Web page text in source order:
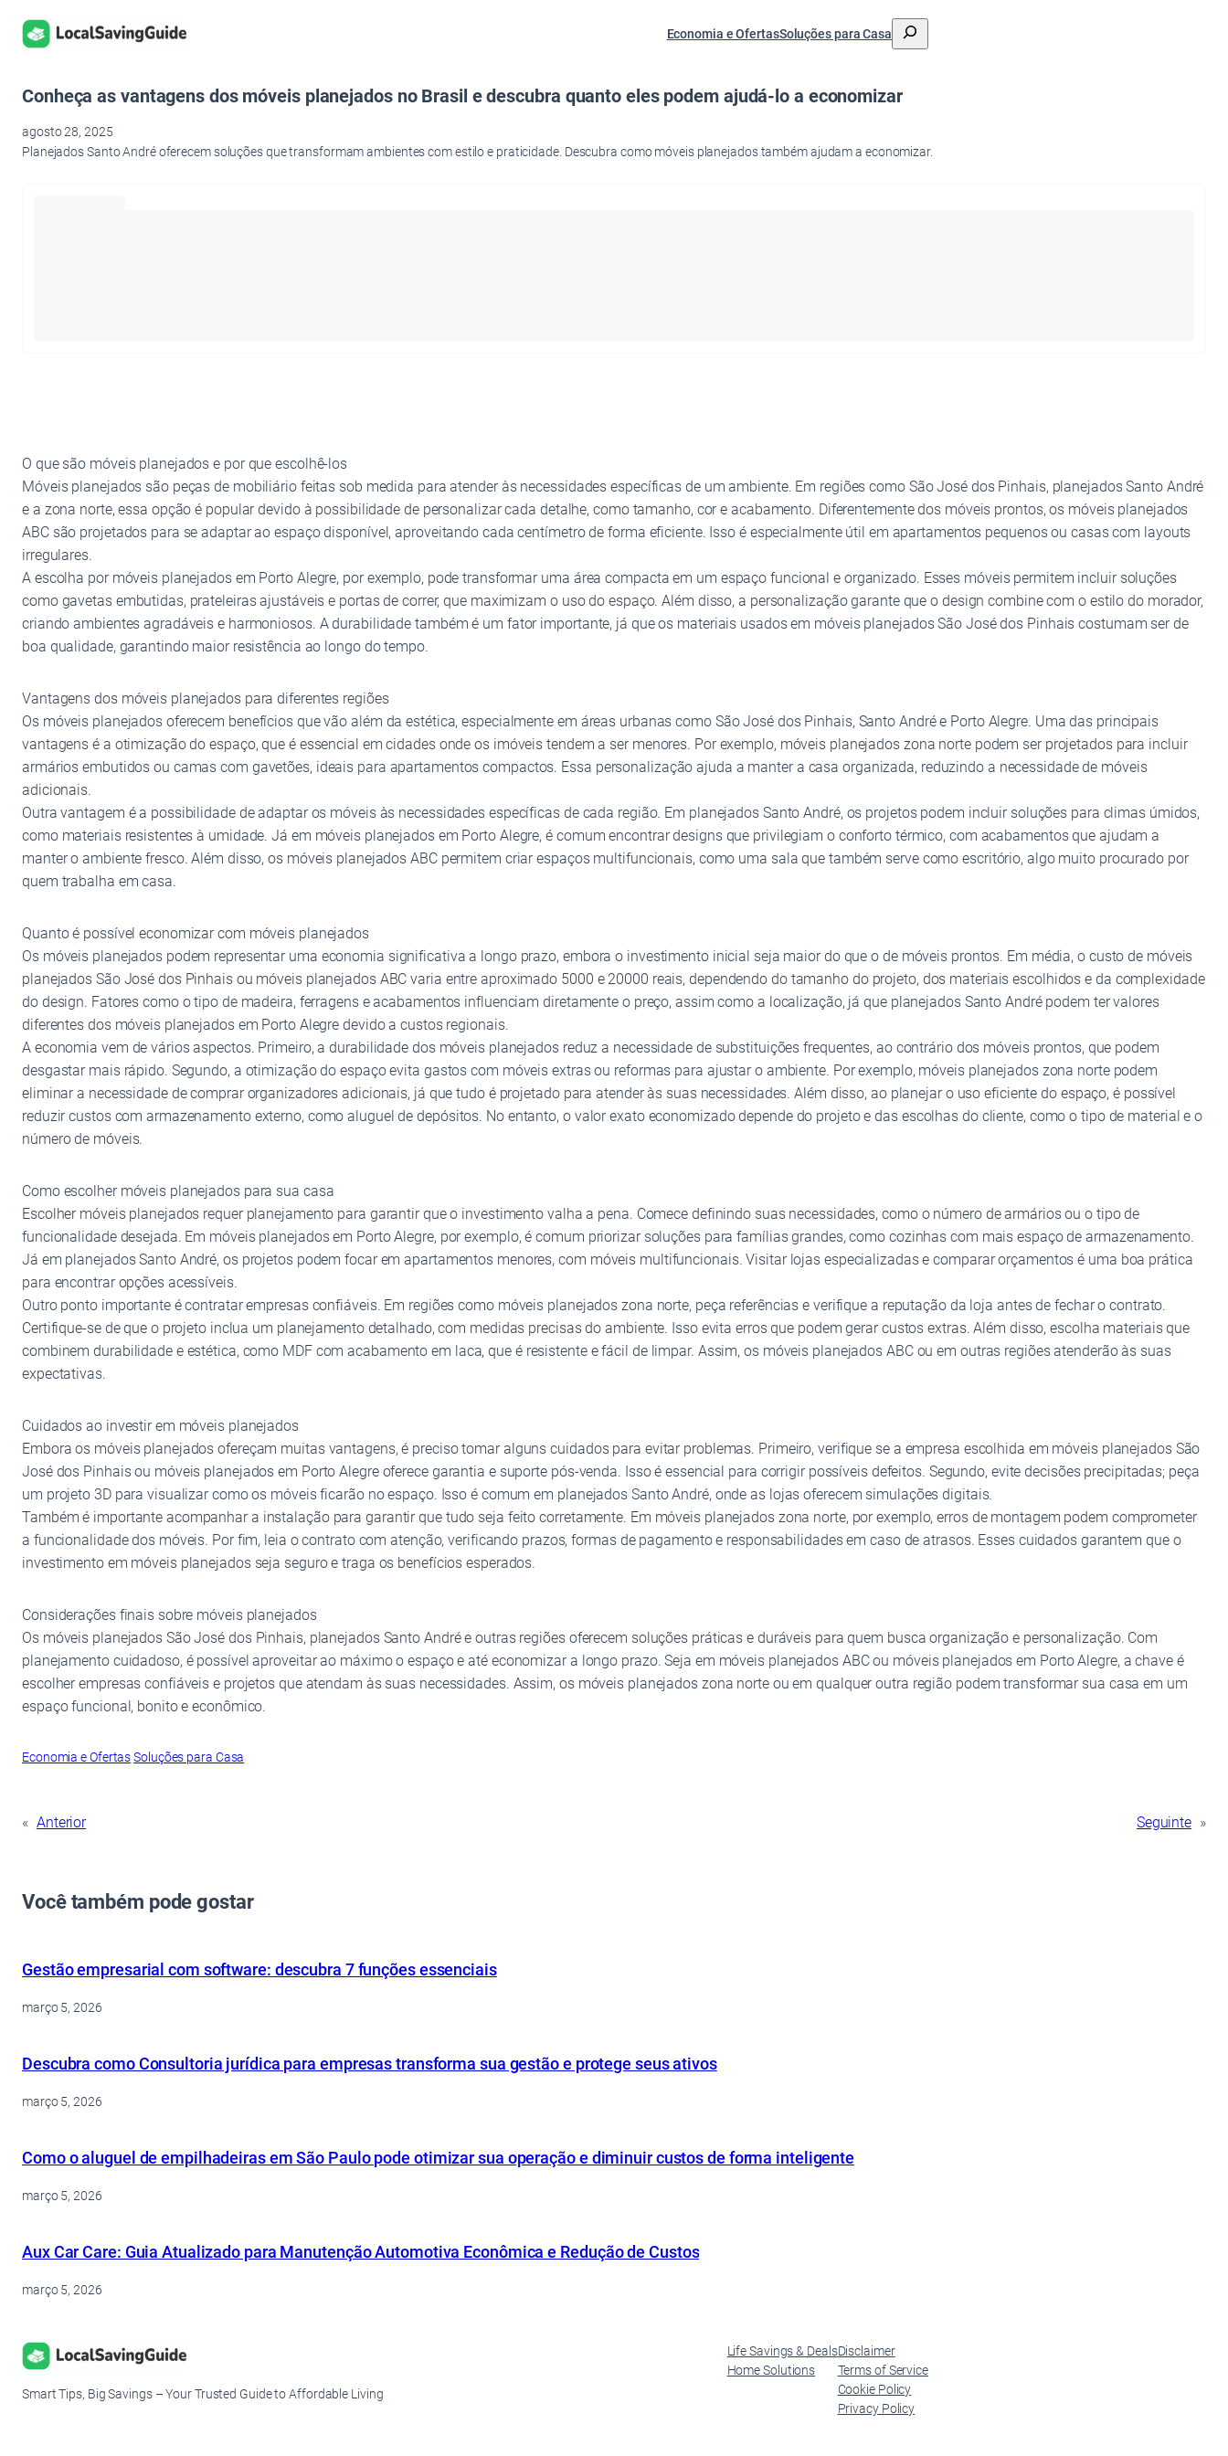
para
Economia e OfertasSoluções para Casa
索
Conheça as vantagens dos móveis planejados no Brasil e descubra quanto eles podem ajudá-lo a economizar
agosto 28, 2025
Planejados Santo André oferecem soluções que transformam ambientes com estilo e praticidade. Descubra como móveis planejados também ajudam a economizar.
O que são móveis planejados e por que escolhê-los
Móveis planejados são peças de mobiliário feitas sob medida para atender às necessidades específicas de um ambiente. Em regiões como São José dos Pinhais, planejados Santo André
e a zona norte, essa opção é popular devido à possibilidade de personalizar cada detalhe, como tamanho, cor e acabamento. Diferentemente dos móveis prontos, os móveis planejados
ABC são projetados para se adaptar ao espaço disponível, aproveitando cada centímetro de forma eficiente. Isso é especialmente útil em apartamentos pequenos ou casas com layouts
irregulares.
A escolha por móveis planejados em Porto Alegre, por exemplo, pode transformar uma área compacta em um espaço funcional e organizado. Esses móveis permitem incluir soluções
como gavetas embutidas, prateleiras ajustáveis e portas de correr, que maximizam o uso do espaço. Além disso, a personalização garante que o design combine com o estilo do morador,
criando ambientes agradáveis e harmoniosos. A durabilidade também é um fator importante, já que os materiais usados em móveis planejados São José dos Pinhais costumam ser de
boa qualidade, garantindo maior resistência ao longo do tempo.
Vantagens dos móveis planejados para diferentes regiões
Os móveis planejados oferecem benefícios que vão além da estética, especialmente em áreas urbanas como São José dos Pinhais, Santo André e Porto Alegre. Uma das principais
vantagens é a otimização do espaço, que é essencial em cidades onde os imóveis tendem a ser menores. Por exemplo, móveis planejados zona norte podem ser projetados para incluir
armários embutidos ou camas com gavetões, ideais para apartamentos compactos. Essa personalização ajuda a manter a casa organizada, reduzindo a necessidade de móveis
adicionais.
Outra vantagem é a possibilidade de adaptar os móveis às necessidades específicas de cada região. Em planejados Santo André, os projetos podem incluir soluções para climas úmidos,
como materiais resistentes à umidade. Já em móveis planejados em Porto Alegre, é comum encontrar designs que privilegiam o conforto térmico, com acabamentos que ajudam a
manter o ambiente fresco. Além disso, os móveis planejados ABC permitem criar espaços multifuncionais, como uma sala que também serve como escritório, algo muito procurado por
quem trabalha em casa.
Quanto é possível economizar com móveis planejados
Os móveis planejados podem representar uma economia significativa a longo prazo, embora o investimento inicial seja maior do que o de móveis prontos. Em média, o custo de móveis
planejados São José dos Pinhais ou móveis planejados ABC varia entre aproximado 5000 e 20000 reais, dependendo do tamanho do projeto, dos materiais escolhidos e da complexidade
do design. Fatores como o tipo de madeira, ferragens e acabamentos influenciam diretamente o preço, assim como a localização, já que planejados Santo André podem ter valores
diferentes dos móveis planejados em Porto Alegre devido a custos regionais.
A economia vem de vários aspectos. Primeiro, a durabilidade dos móveis planejados reduz a necessidade de substituições frequentes, ao contrário dos móveis prontos, que podem
desgastar mais rápido. Segundo, a otimização do espaço evita gastos com móveis extras ou reformas para ajustar o ambiente. Por exemplo, móveis planejados zona norte podem
eliminar a necessidade de comprar organizadores adicionais, já que tudo é projetado para atender às suas necessidades. Além disso, ao planejar o uso eficiente do espaço, é possível
reduzir custos com armazenamento externo, como aluguel de depósitos. No entanto, o valor exato economizado depende do projeto e das escolhas do cliente, como o tipo de material e o
número de móveis.
Como escolher móveis planejados para sua casa
Escolher móveis planejados requer planejamento para garantir que o investimento valha a pena. Comece definindo suas necessidades, como o número de armários ou o tipo de
funcionalidade desejada. Em móveis planejados em Porto Alegre, por exemplo, é comum priorizar soluções para famílias grandes, como cozinhas com mais espaço de armazenamento.
Já em planejados Santo André, os projetos podem focar em apartamentos menores, com móveis multifuncionais. Visitar lojas especializadas e comparar orçamentos é uma boa prática
para encontrar opções acessíveis.
Outro ponto importante é contratar empresas confiáveis. Em regiões como móveis planejados zona norte, peça referências e verifique a reputação da loja antes de fechar o contrato.
Certifique-se de que o projeto inclua um planejamento detalhado, com medidas precisas do ambiente. Isso evita erros que podem gerar custos extras. Além disso, escolha materiais que
combinem durabilidade e estética, como MDF com acabamento em laca, que é resistente e fácil de limpar. Assim, os móveis planejados ABC ou em outras regiões atenderão às suas
expectativas.
Cuidados ao investir em móveis planejados
Embora os móveis planejados ofereçam muitas vantagens, é preciso tomar alguns cuidados para evitar problemas. Primeiro, verifique se a empresa escolhida em móveis planejados São
José dos Pinhais ou móveis planejados em Porto Alegre oferece garantia e suporte pós-venda. Isso é essencial para corrigir possíveis defeitos. Segundo, evite decisões precipitadas; peça
um projeto 3D para visualizar como os móveis ficarão no espaço. Isso é comum em planejados Santo André, onde as lojas oferecem simulações digitais.
Também é importante acompanhar a instalação para garantir que tudo seja feito corretamente. Em móveis planejados zona norte, por exemplo, erros de montagem podem comprometer
a funcionalidade dos móveis. Por fim, leia o contrato com atenção, verificando prazos, formas de pagamento e responsabilidades em caso de atrasos. Esses cuidados garantem que o
investimento em móveis planejados seja seguro e traga os benefícios esperados.
Considerações finais sobre móveis planejados
Os móveis planejados São José dos Pinhais, planejados Santo André e outras regiões oferecem soluções práticas e duráveis para quem busca organização e personalização. Com
planejamento cuidadoso, é possível aproveitar ao máximo o espaço e até economizar a longo prazo. Seja em móveis planejados ABC ou móveis planejados em Porto Alegre, a chave é
escolher empresas confiáveis e projetos que atendam às suas necessidades. Assim, os móveis planejados zona norte ou em qualquer outra região podem transformar sua casa em um
espaço funcional, bonito e econômico.
Economia e OfertasSoluções para Casa
« Anterior Seguinte »
Você também pode gostar
Gestão empresarial com software: descubra 7 funções essenciais
março 5, 2026
Descubra como Consultoria jurídica para empresas transforma sua gestão e protege seus ativos
março 5, 2026
Como o aluguel de empilhadeiras em São Paulo pode otimizar sua operação e diminuir custos de forma inteligente
março 5, 2026
Aux Car Care: Guia Atualizado para Manutenção Automotiva Econômica e Redução de Custos
março 5, 2026
Smart Tips, Big Savings – Your Trusted Guide to Affordable Living
Life Savings & Deals
Home Solutions
Disclaimer
Terms of Service
Cookie Policy
Privacy Policy